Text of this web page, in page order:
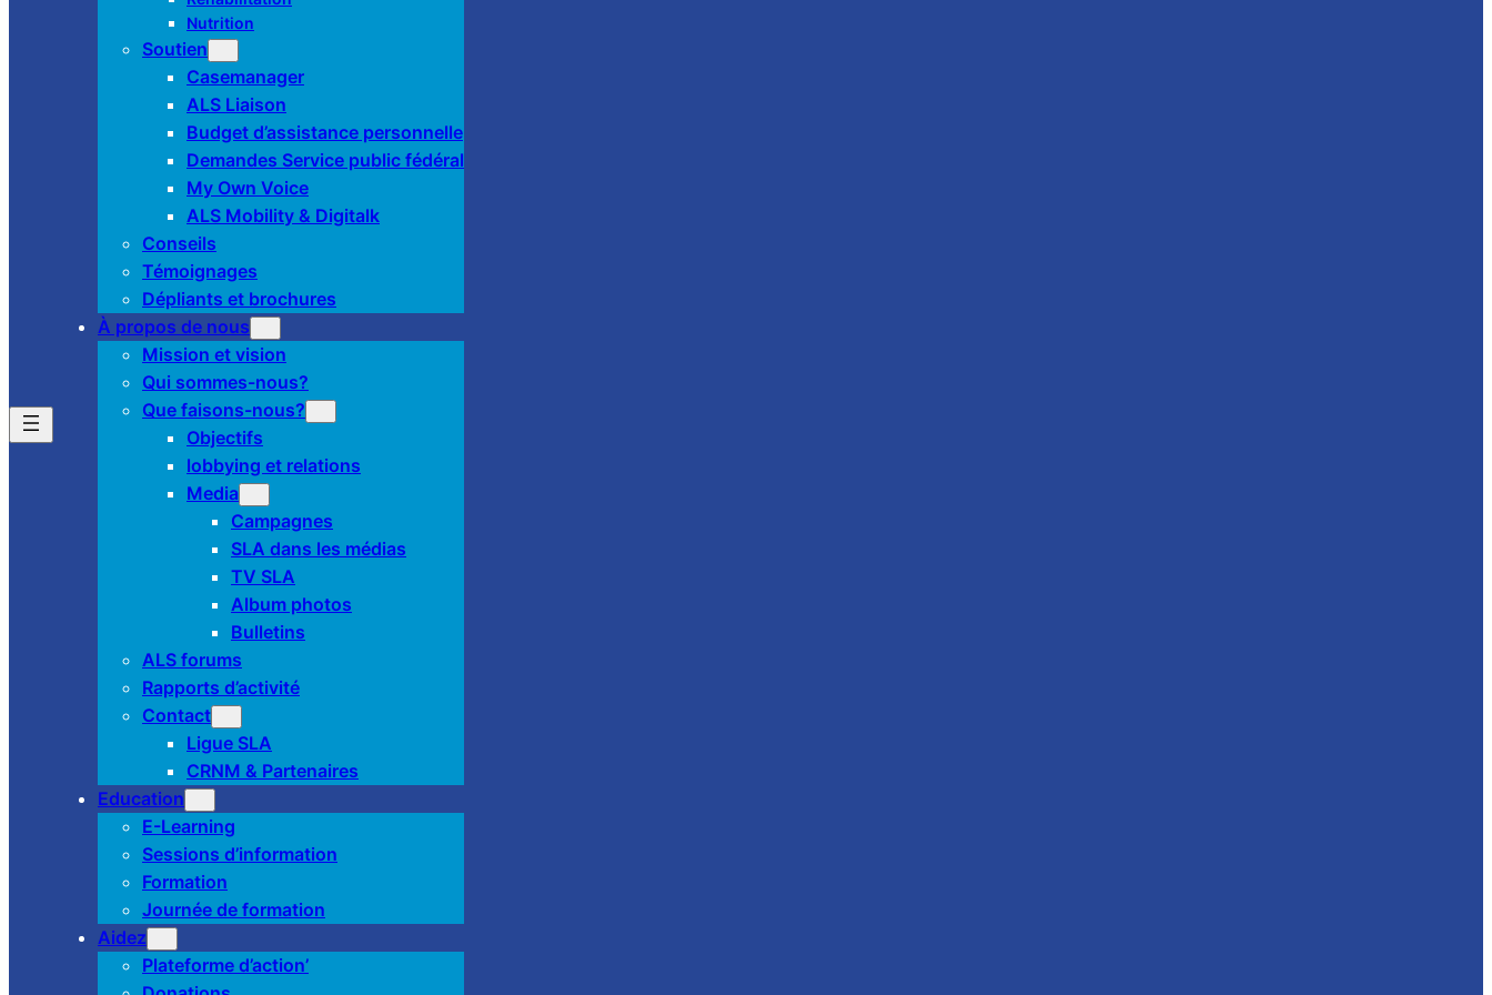
Nutrition
Soutien
Casemanager
ALS Liaison
Budget d’assistance personnelle
Demandes Service public fédéral
My Own Voice
ALS Mobility & Digitalk
Conseils
Témoignages
Dépliants et brochures
À propos de nous
Mission et vision
Qui sommes-nous?
Que faisons-nous?
Objectifs
lobbying et relations
Media
Campagnes
SLA dans les médias
TV SLA
Album photos
Bulletins
ALS forums
Rapports d’activité
Contact
Ligue SLA
CRNM & Partenaires
Education
E-Learning
Sessions d’information
Formation
Journée de formation
Aidez
Plateforme d’action’